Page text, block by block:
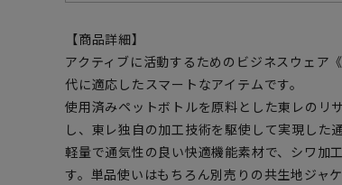
【商品詳細】
アクティブに活動するためのビジネスウェア
代に適応したスマートなアイテムです。
使用済みペットボトルを原料とした東レのリ
し、東レ独自の加工技術を駆使して実現した
軽量で通気性の良い快適機能素材で、シワ加
す。単品使いはもちろん別売りの共生地ジャ